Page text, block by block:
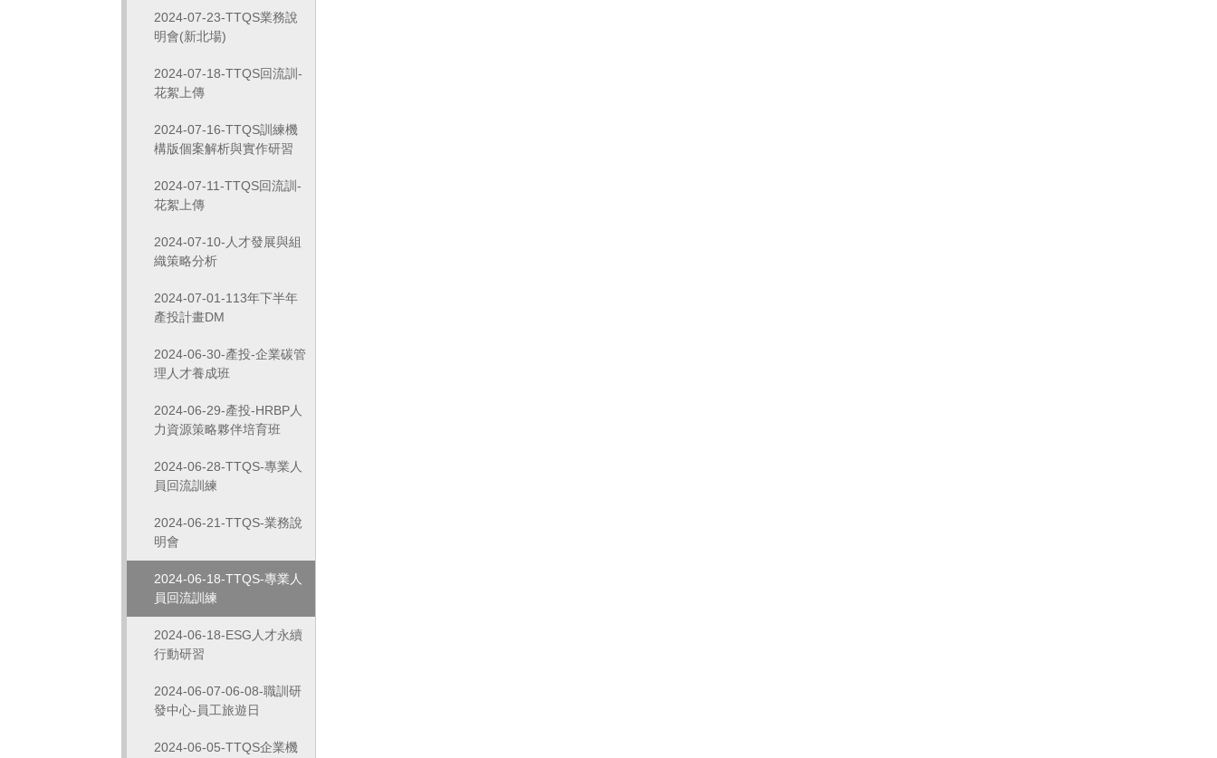
2024-07-23-TTQS業務說
明會(新北場)
2024-07-18-TTQS回流訓-
花絮上傳
2024-07-16-TTQS訓練機
構版個案解析與實作研習
2024-07-11-TTQS回流訓-
花絮上傳
2024-07-10-人才發展與組
織策略分析
2024-07-01-113年下半年
產投計畫DM
2024-06-30-產投-企業碳管
理人才養成班
2024-06-29-產投-HRBP人
力資源策略夥伴培育班
2024-06-28-TTQS-專業人
員回流訓練
2024-06-21-TTQS-業務說
明會
2024-06-18-TTQS-專業人
員回流訓練
2024-06-18-ESG人才永續
行動研習
2024-06-07-06-08-職訓研
發中心-員工旅遊日
2024-06-05-TTQS企業機